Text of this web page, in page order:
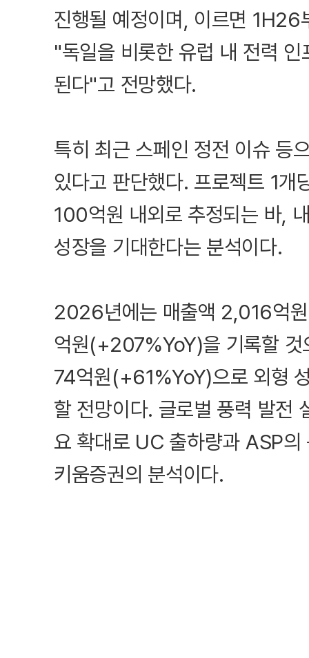
진행될 예정이며, 이르면 1H26
"독일을 비롯한 유럽 내 전력
된다"고 전망했다.
특히 최근 스페인 정전 이슈 등
있다고 판단했다. 프로젝트 1
100억원 내외로 추정되는 바,
성장을 기대한다는 분석이다.
2026년에는 매출액 2,016억
억원(+207%YoY)을 기록할
74억원(+61%YoY)으로 외형
할 전망이다. 글로벌 풍력 발전
요 확대로 UC 출하량과 ASP의
키움증권의 분석이다.